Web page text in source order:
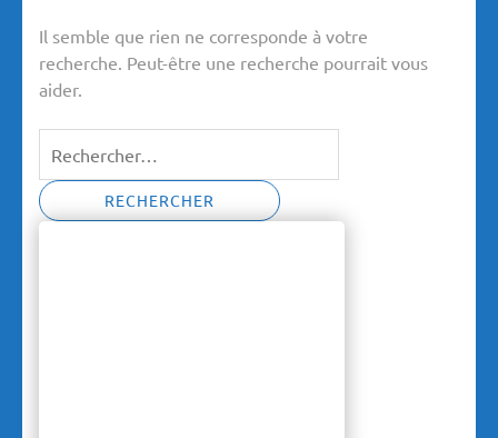
Il semble que rien ne corresponde à votre
recherche. Peut-être une recherche pourrait vous
aider.